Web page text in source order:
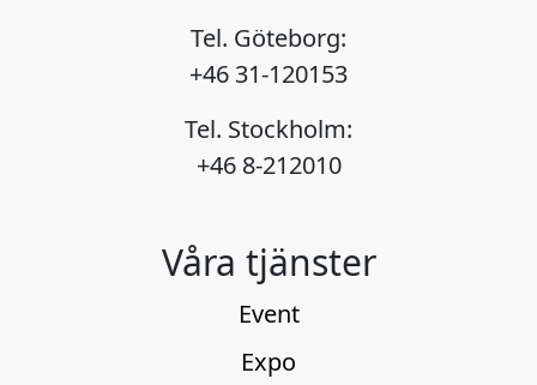
Tel. Göteborg:
+46 31-120153
Tel. Stockholm:
+46 8-212010
Våra tjänster
Event
Expo